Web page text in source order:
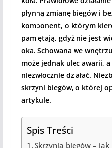
płynną zmianę biegów i
komponent, o którym
pamiętają, gdyż nie jest
oka. Schowana we
może jednak ulec awarii,
niezwłocznie działać.
skrzyni biegów, o której
artykule.
Spis Treści
Skrzynia biegów –